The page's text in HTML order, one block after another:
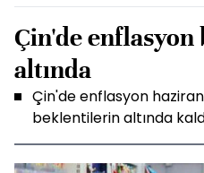
Çin'de
altında
Çin'de enflasyon
beklentilerin altında